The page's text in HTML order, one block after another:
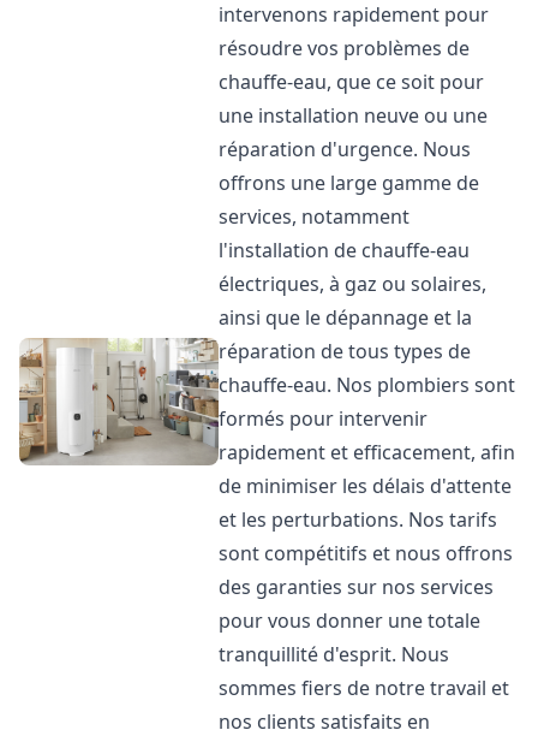
intervenons rapidement pour
résoudre vos problèmes de
chauffe-eau, que ce soit pour
une installation neuve ou une
réparation d'urgence. Nous
offrons une large gamme de
services, notamment
l'installation de chauffe-eau
électriques, à gaz ou solaires,
ainsi que le dépannage et la
réparation de tous types de
chauffe-eau. Nos plombiers sont
formés pour intervenir
rapidement et efficacement, afin
de minimiser les délais d'attente
et les perturbations. Nos tarifs
sont compétitifs et nous offrons
des garanties sur nos services
pour vous donner une totale
tranquillité d'esprit. Nous
sommes fiers de notre travail et
nos clients satisfaits en